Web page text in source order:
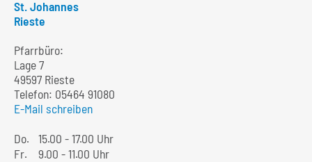
St. Johannes
Rieste
Pfarrbüro:
Lage 7
49597 Rieste
Telefon: 05464 91080
E-Mail schreiben
Do.
15.00 - 17.00 Uhr
Fr.
9.00 - 11.00 Uhr